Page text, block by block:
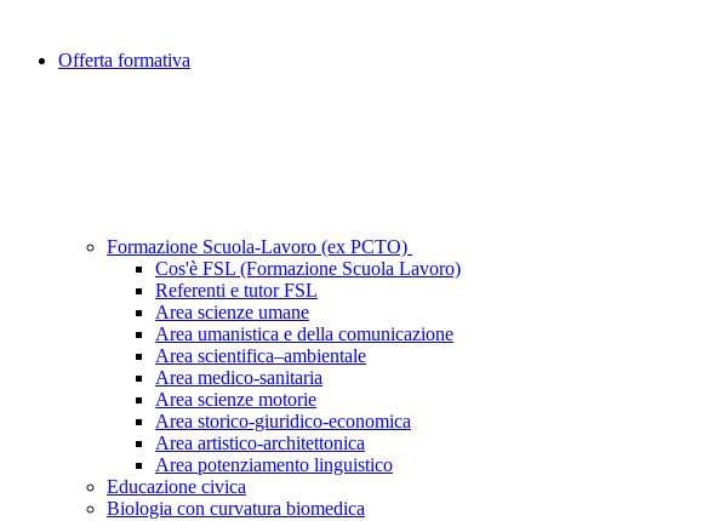
Offerta formativa
Formazione Scuola-Lavoro (ex PCTO)
Cos'è FSL (Formazione Scuola Lavoro)
Referenti e tutor FSL
Area scienze umane
Area umanistica e della comunicazione
Area scientifica–ambientale
Area medico-sanitaria
Area scienze motorie
Area storico-giuridico-economica
Area artistico-architettonica
Area potenziamento linguistico
Educazione civica
Biologia con curvatura biomedica